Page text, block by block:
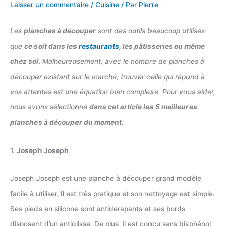
Laisser un commentaire / Cuisine / Par Pierre
Les planches à découper sont des outils beaucoup utilisés
que ce soit dans les restaurants, les pâtisseries ou même
chez soi. Malheureusement, avec le nombre de planches à
découper existant sur le marché, trouver celle qui répond à
vos attentes est une équation bien complexe. Pour vous aider,
nous avons sélectionné dans cet article les 5 meilleures
planches à découper du moment.
1. Joseph Joseph
Joseph Joseph est une planche à découper grand modèle
facile à utiliser. Il est très pratique et son nettoyage est simple.
Ses pieds en silicone sont antidérapants et ses bords
disposent d’un antiglisse. De plus, il est conçu sans bisphénol